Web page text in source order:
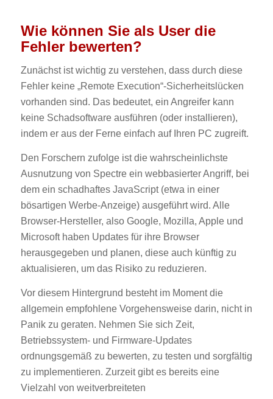
Wie können Sie als User die
Fehler bewerten?
Zunächst ist wichtig zu verstehen, dass durch diese
Fehler keine „Remote Execution“-Sicherheitslücken
vorhanden sind. Das bedeutet, ein Angreifer kann
keine Schadsoftware ausführen (oder installieren),
indem er aus der Ferne einfach auf Ihren PC zugreift.
Den Forschern zufolge ist die wahrscheinlichste
Ausnutzung von Spectre ein webbasierter Angriff, bei
dem ein schadhaftes JavaScript (etwa in einer
bösartigen Werbe-Anzeige) ausgeführt wird. Alle
Browser-Hersteller, also Google, Mozilla, Apple und
Microsoft haben Updates für ihre Browser
herausgegeben und planen, diese auch künftig zu
aktualisieren, um das Risiko zu reduzieren.
Vor diesem Hintergrund besteht im Moment die
allgemein empfohlene Vorgehensweise darin, nicht in
Panik zu geraten. Nehmen Sie sich Zeit,
Betriebssystem- und Firmware-Updates
ordnungsgemäß zu bewerten, zu testen und sorgfältig
zu implementieren. Zurzeit gibt es bereits eine
Vielzahl von weitverbreiteten